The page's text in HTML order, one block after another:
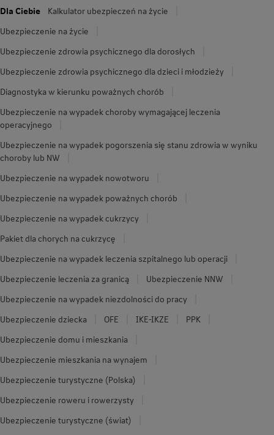
Dla Ciebie
Kalkulator ubezpieczeń na życie
Ubezpieczenie na życie
Ubezpieczenie zdrowia psychicznego dla dorosłych
Ubezpieczenie zdrowia psychicznego dla dzieci i młodzieży
Diagnostyka w kierunku poważnych chorób
Ubezpieczenie na wypadek choroby wymagającej leczenia
operacyjnego
Ubezpieczenie na wypadek pogorszenia się stanu zdrowia w wyniku
choroby lub NW
Ubezpieczenie na wypadek nowotworu
Ubezpieczenie na wypadek poważnych chorób
Ubezpieczenie na wypadek cukrzycy
Pakiet dla chorych na cukrzycę
Ubezpieczenie na wypadek leczenia szpitalnego lub operacji
Ubezpieczenie leczenia za granicą
Ubezpieczenie NNW
Ubezpieczenie na wypadek niezdolności do pracy
Ubezpieczenie dziecka
OFE IKE-IKZE
PPK
Ubezpieczenie domu i mieszkania
Ubezpieczenie mieszkania na wynajem
Ubezpieczenie turystyczne (Polska)
Ubezpieczenie roweru i rowerzysty
Ubezpieczenie turystyczne (świat)